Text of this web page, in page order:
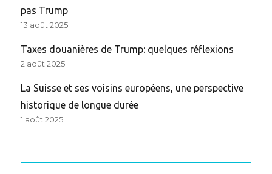
pas Trump
13 août 2025
Taxes douanières de Trump: quelques réflexions
2 août 2025
La Suisse et ses voisins européens, une perspective
historique de longue durée
1 août 2025